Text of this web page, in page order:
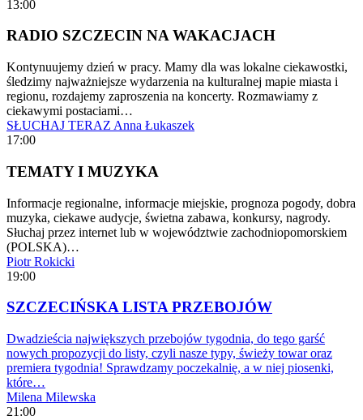
13:00
RADIO SZCZECIN NA WAKACJACH
Kontynuujemy dzień w pracy. Mamy dla was lokalne ciekawostki,
śledzimy najważniejsze wydarzenia na kulturalnej mapie miasta i
regionu, rozdajemy zaproszenia na koncerty. Rozmawiamy z
ciekawymi postaciami…
SŁUCHAJ TERAZ Anna Łukaszek
17:00
TEMATY I MUZYKA
Informacje regionalne, informacje miejskie, prognoza pogody, dobra
muzyka, ciekawe audycje, świetna zabawa, konkursy, nagrody.
Słuchaj przez internet lub w województwie zachodniopomorskiem
(POLSKA)…
Piotr Rokicki
19:00
SZCZECIŃSKA LISTA PRZEBOJÓW
Dwadzieścia największych przebojów tygodnia, do tego garść
nowych propozycji do listy, czyli nasze typy, świeży towar oraz
premiera tygodnia! Sprawdzamy poczekalnię, a w niej piosenki,
które…
Milena Milewska
21:00